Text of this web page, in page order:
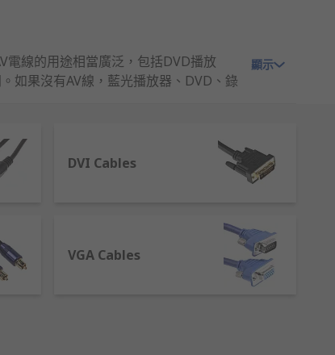
線的用途相當廣泛，包括DVD播放
如果沒有AV線，藍光播放器、DVD、錄
訊號。常見的AV線有兩端：一端為單個
顯示
DVI Cables
VGA Cables